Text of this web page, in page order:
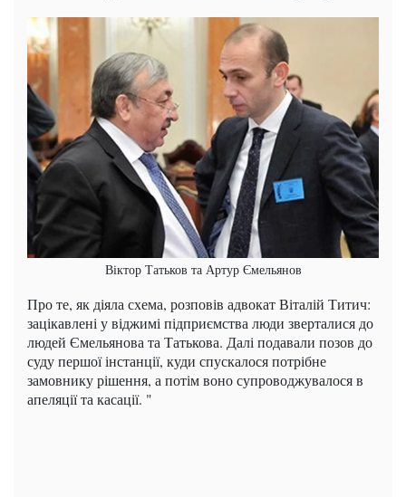
Віктор Татьков та Артур Ємельянов
Про те, як діяла схема, розповів адвокат Віталій Титич:
зацікавлені у віджимі підприємства люди зверталися до
людей Ємельянова та Татькова. Далі подавали позов до
суду першої інстанції, куди спускалося потрібне
замовнику рішення, а потім воно супроводжувалося в
апеляції та касації. "